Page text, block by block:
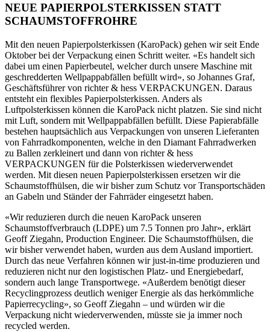
NEUE PAPIERPOLSTERKISSEN STATT
SCHAUMSTOFFROHRE
Mit den neuen Papierpolsterkissen (KaroPack) gehen wir seit Ende
Oktober bei der Verpackung einen Schritt weiter. «Es handelt sich
dabei um einen Papierbeutel, welcher durch unsere Maschine mit
geschredderten Wellpappabfällen befüllt wird», so Johannes Graf,
Geschäftsführer von richter & hess VERPACKUNGEN. Daraus
entsteht ein flexibles Papierpolsterkissen. Anders als
Luftpolsterkissen können die KaroPack nicht platzen. Sie sind nicht
mit Luft, sondern mit Wellpappabfällen befüllt. Diese Papierabfälle
bestehen hauptsächlich aus Verpackungen von unseren Lieferanten
von Fahrradkomponenten, welche in den Diamant Fahrradwerken
zu Ballen zerkleinert und dann von richter & hess
VERPACKUNGEN für die Polsterkissen wiederverwendet
werden. Mit diesen neuen Papierpolsterkissen ersetzen wir die
Schaumstoffhülsen, die wir bisher zum Schutz vor Transportschäden
an Gabeln und Ständer der Fahrräder eingesetzt haben.
«Wir reduzieren durch die neuen KaroPack unseren
Schaumstoffverbrauch (LDPE) um 7.5 Tonnen pro Jahr», erklärt
Geoff Ziegahn, Production Engineer. Die Schaumstoffhülsen, die
wir bisher verwendet haben, wurden aus dem Ausland importiert.
Durch das neue Verfahren können wir just-in-time produzieren und
reduzieren nicht nur den logistischen Platz- und Energiebedarf,
sondern auch lange Transportwege. «Außerdem benötigt dieser
Recyclingprozess deutlich weniger Energie als das herkömmliche
Papierrecycling», so Geoff Ziegahn – und würden wir die
Verpackung nicht wiederverwenden, müsste sie ja immer noch
recycled werden.